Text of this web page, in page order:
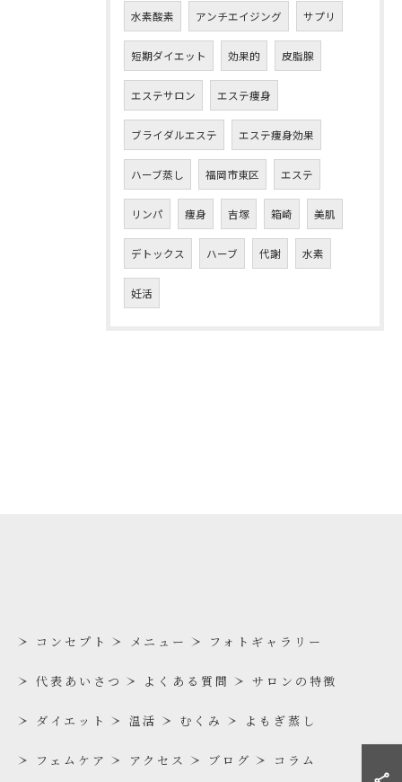
水素酸素 アンチエイジング サプリ
短期ダイエット 効果的 皮脂腺
エステサロン エステ痩身
ブライダルエステ エステ痩身効果
ハーブ蒸し 福岡市東区 エステ
リンパ 痩身 吉塚 箱崎 美肌
デトックス ハーブ 代謝 水素
妊活
コンセプト メニュー フォトギャラリー
代表あいさつ よくある質問 サロンの特徴
ダイエット 温活 むくみ よもぎ蒸し
フェムケア アクセス ブログ コラム